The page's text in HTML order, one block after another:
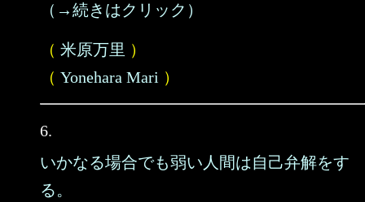
（→続きはクリック）
（ 米原万里 ）
（ Yonehara Mari ）
6.
いかなる場合でも弱い人間は自己弁解をす
る。